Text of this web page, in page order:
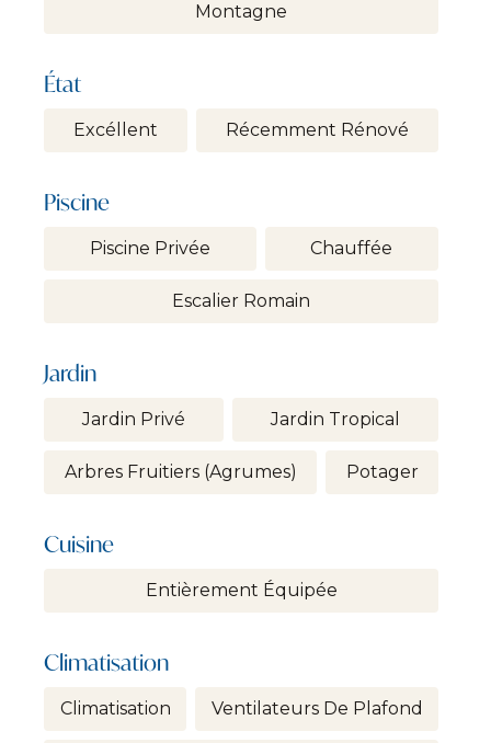
Montagne
État
Excéllent Récemment Rénové
Piscine
Piscine Privée Chauffée
Escalier Romain
Jardin
Jardin Privé Jardin Tropical
Arbres Fruitiers (agrumes) Potager
Cuisine
Entièrement Équipée
Climatisation
Climatisation Ventilateurs De Plafond